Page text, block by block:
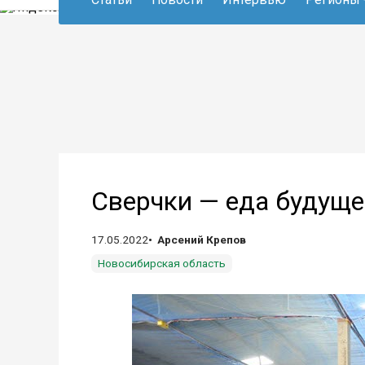
Сверчки — еда
17.05.2022
Арсений Крепов
Новосибирская область